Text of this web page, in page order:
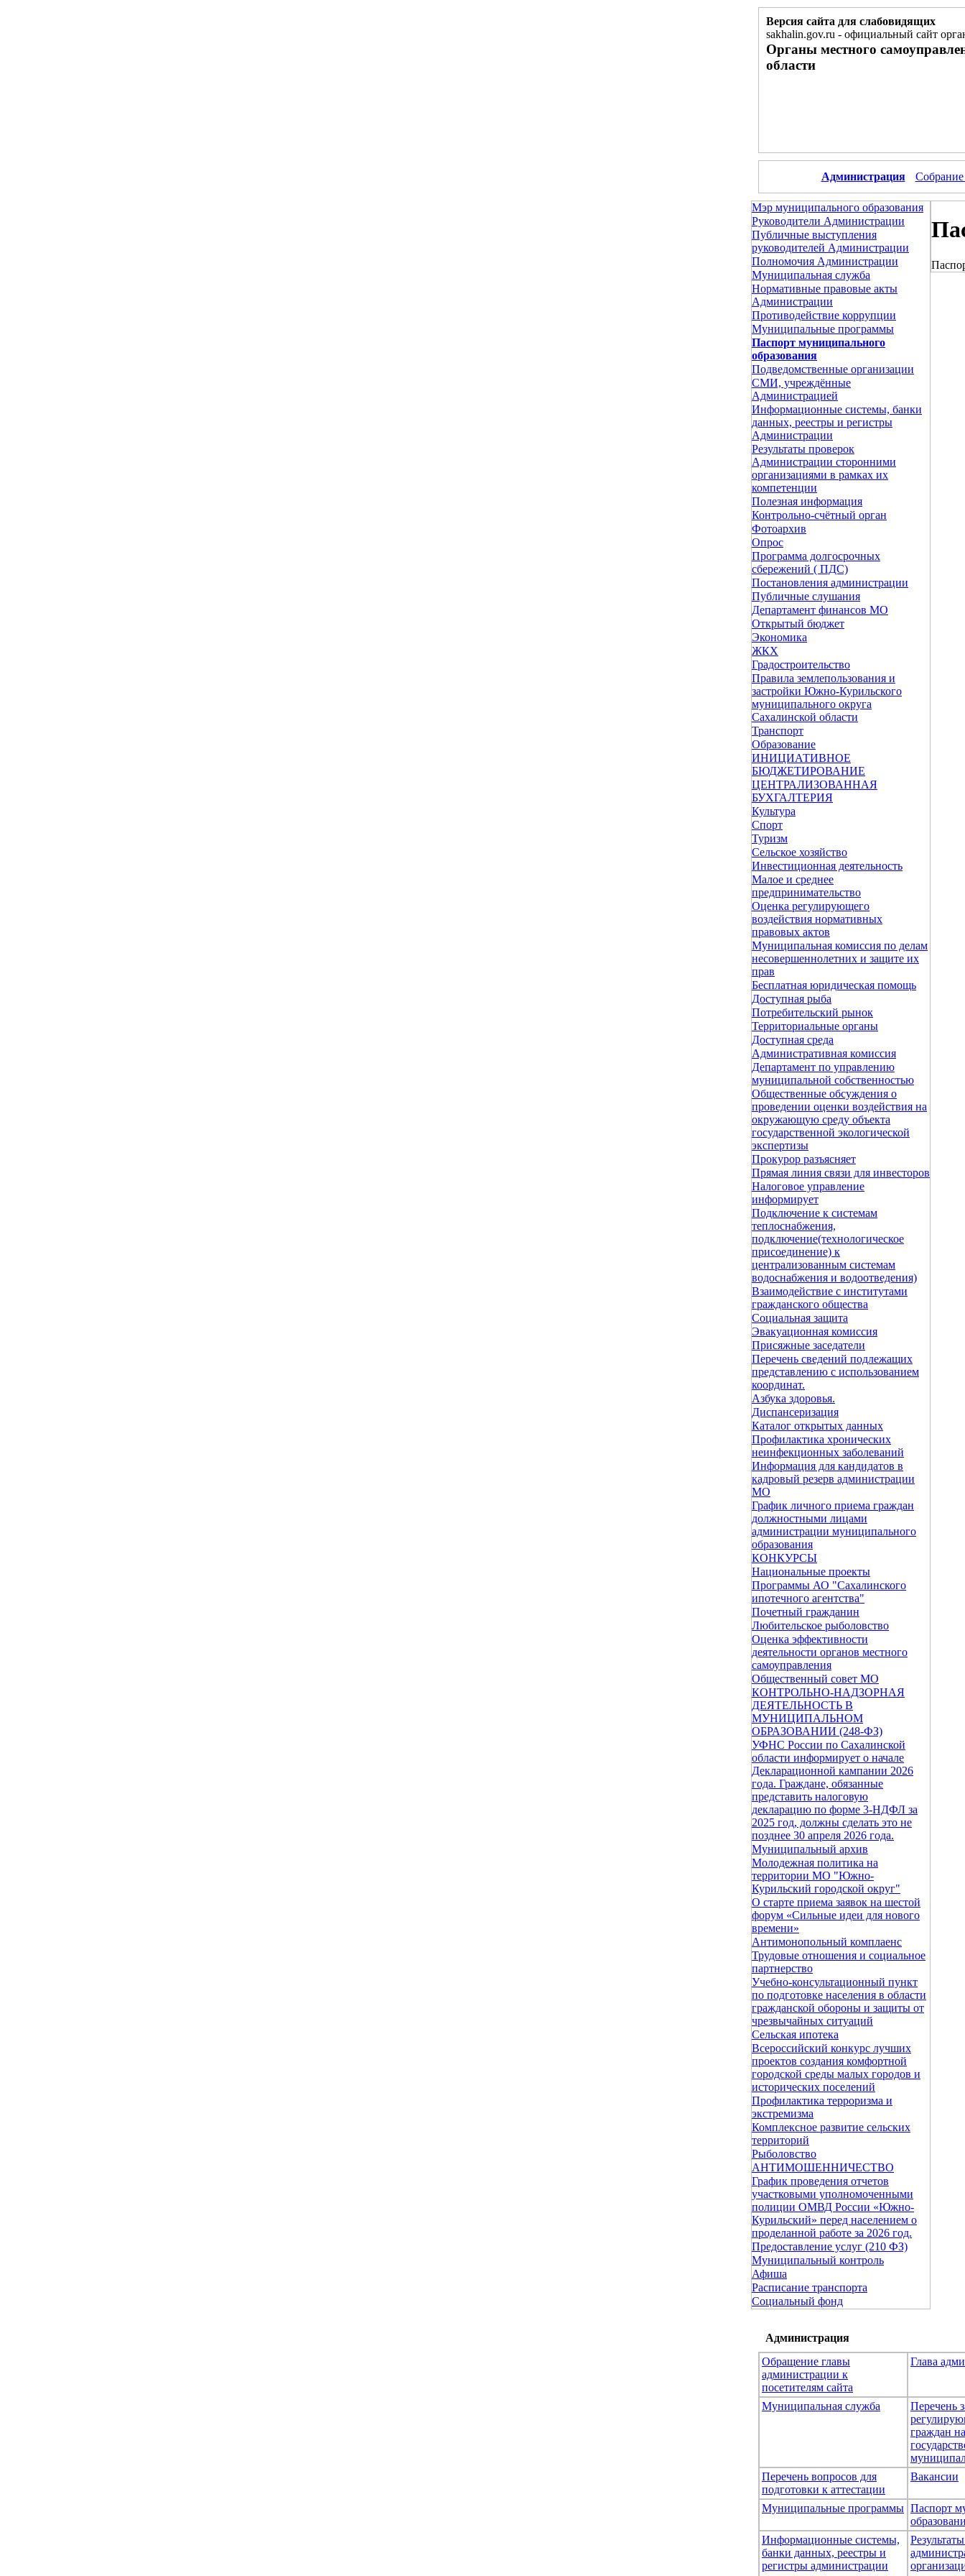
Версия сайта для слабовидящих
sakhalin.gov.ru - официальный сайт
Органы местного
области
Администрация Собрание
Мэр муниципального образования
Руководители Администрации
Публичные выступления
руководителей Администрации
Полномочия Администрации
Муниципальная служба
Нормативные правовые акты
Администрации
Противодействие коррупции
Муниципальные программы
Паспорт муниципального
образования
Подведомственные организации
СМИ, учреждённые
Администрацией
Информационные системы, банки
данных, реестры и регистры
Администрации
Результаты проверок
Администрации сторонними
организациями в рамках их
компетенции
Полезная информация
Контрольно-счётный орган
Фотоархив
Опрос
Программа долгосрочных
сбережений ( ПДС)
Постановления администрации
Публичные слушания
Департамент финансов МО
Открытый бюджет
Экономика
ЖКХ
Градостроительство
Правила землепользования и
застройки Южно-Курильского
муниципального округа
Сахалинской области
Транспорт
Образование
ИНИЦИАТИВНОЕ
БЮДЖЕТИРОВАНИЕ
ЦЕНТРАЛИЗОВАННАЯ
БУХГАЛТЕРИЯ
Культура
Спорт
Туризм
Сельское хозяйство
Инвестиционная деятельность
Малое и среднее
предпринимательство
Оценка регулирующего
воздействия нормативных
правовых актов
Муниципальная комиссия по делам
несовершеннолетних и защите их
прав
Бесплатная юридическая помощь
Доступная рыба
Потребительский рынок
Территориальные органы
Доступная среда
Административная комиссия
Департамент по управлению
муниципальной собственностью
Общественные обсуждения о
проведении оценки воздействия на
окружающую среду объекта
государственной экологической
экспертизы
Прокурор разъясняет
Прямая линия связи для инвесторов
Налоговое управление
информирует
Подключение к системам
теплоснабжения,
подключение(технологическое
присоединение) к
централизованным системам
водоснабжения и водоотведения)
Взаимодействие с институтами
гражданского общества
Социальная защита
Эвакуационная комиссия
Присяжные заседатели
Перечень сведений подлежащих
представлению с использованием
координат.
Азбука здоровья.
Диспансеризация
Каталог открытых данных
Профилактика хронических
неинфекционных заболеваний
Информация для кандидатов в
кадровый резерв администрации
МО
График личного приема граждан
должностными лицами
администрации муниципального
образования
КОНКУРСЫ
Национальные проекты
Программы АО "Сахалинского
ипотечного агентства"
Почетный гражданин
Любительское рыболовство
Оценка эффективности
деятельности органов местного
самоуправления
Общественный совет МО
КОНТРОЛЬНО-НАДЗОРНАЯ
ДЕЯТЕЛЬНОСТЬ В
МУНИЦИПАЛЬНОМ
ОБРАЗОВАНИИ (248-ФЗ)
УФНС России по Сахалинской
области информирует о начале
Декларационной кампании 2026
года. Граждане, обязанные
представить налоговую
декларацию по форме 3-НДФЛ за
2025 год, должны сделать это не
позднее 30 апреля 2026 года.
Муниципальный архив
Молодежная политика на
территории МО "Южно-
Курильский городской округ"
О старте приема заявок на шестой
форум «Сильные идеи для нового
времени»
Антимонопольный комплаенс
Трудовые отношения и социальное
партнерство
Учебно-консультационный пункт
по подготовке населения в области
гражданской обороны и защиты от
чрезвычайных ситуаций
Сельская ипотека
Всероссийский конкурс лучших
проектов создания комфортной
городской среды малых городов и
исторических поселений
Профилактика терроризма и
экстремизма
Комплексное развитие сельских
территорий
Рыболовство
АНТИМОШЕННИЧЕСТВО
График проведения отчетов
участковыми уполномоченными
полиции ОМВД России «Южно-
Курильский» перед населением о
проделанной работе за 2026 год.
Предоставление услуг (210 ФЗ)
Муниципальный контроль
Афиша
Расписание транспорта
Социальный фонд
Администрация
Обращение главы
администрации к
посетителям сайта
Глава
Муниципальная служба
Перечень
граждан на
Перечень вопросов для
подготовки к аттестации
Вакансии
Муниципальные программы Паспорт
Информационные системы,
банки данных, реестры и
регистры администрации